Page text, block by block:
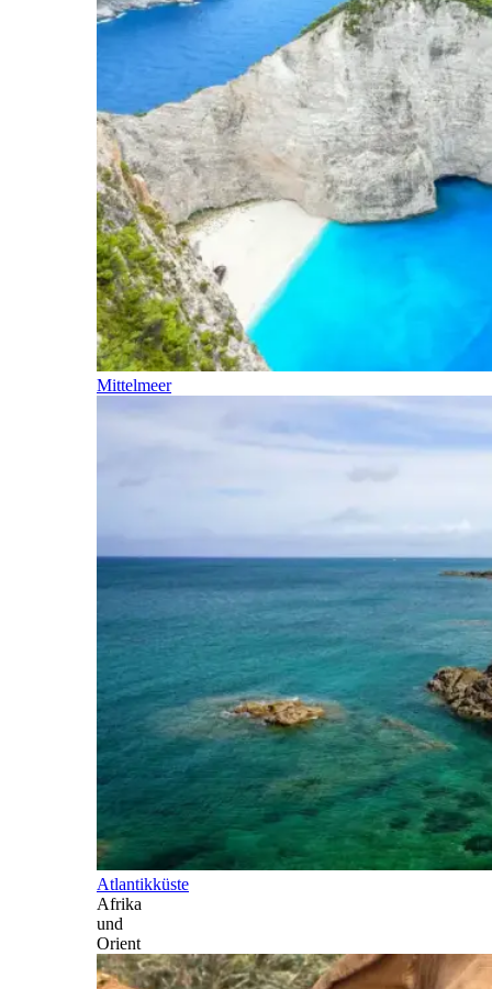
Mittelmeer
Atlantikküste
Afrika
und
Orient